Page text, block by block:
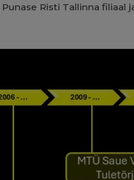
Risti Tallinna filiaal